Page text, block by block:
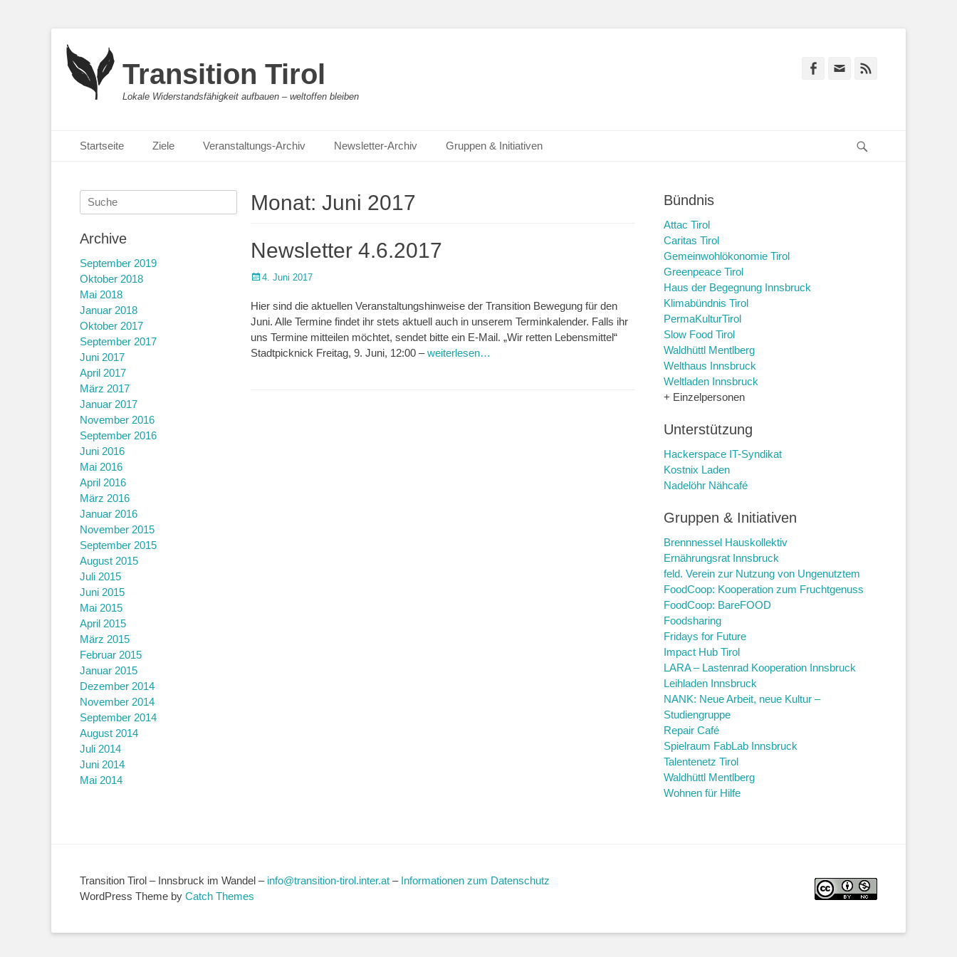
Transition Tirol
Lokale Widerstandsfähigkeit aufbauen – weltoffen bleiben
Facebook
Primäres Menü
zum
Startseite Ziele Veranstaltungs-Archiv Newsletter-Archiv Gruppen & Initiativen
Monat: Juni 2017
Newsletter 4.6.2017
Posted
4. Juni 2017
Hier sind die aktuellen Veranstaltungshinweise der Transition Bewegung für den
Juni. Alle Termine findet ihr stets aktuell auch in unserem Terminkalender. Falls ihr
uns Termine mitteilen möchtet, sendet bitte ein E-Mail. „Wir retten Lebensmittel“
Stadtpicknick Freitag, 9. Juni, 12:00 –weiterlesen…
Bündnis
Attac Tirol
Caritas Tirol
Gemeinwohlökonomie Tirol
Greenpeace Tirol
Haus der Begegnung Innsbruck
Klimabündnis Tirol
PermaKulturTirol
Slow Food Tirol
Waldhüttl Mentlberg
Welthaus Innsbruck
Weltladen Innsbruck
+ Einzelpersonen
Unterstützung
Hackerspace IT-Syndikat
Kostnix Laden
Nadelöhr Nähcafé
Gruppen & Initiativen
Brennnessel Hauskollektiv
Ernährungsrat Innsbruck
feld. Verein zur Nutzung von Ungenutztem
FoodCoop: Kooperation zum Fruchtgenuss
FoodCoop: BareFOOD
Foodsharing
Fridays for Future
Impact Hub Tirol
LARA – Lastenrad Kooperation Innsbruck
Leihladen Innsbruck
NANK: Neue Arbeit, neue Kultur –
Studiengruppe
Repair Café
Spielraum FabLab Innsbruck
Talentenetz Tirol
Waldhüttl Mentlberg
Wohnen für Hilfe
Suche
nach:
Archive
September 2019
Oktober 2018
Mai 2018
Januar 2018
Oktober 2017
September 2017
Juni 2017
April 2017
März 2017
Januar 2017
November 2016
September 2016
Juni 2016
Mai 2016
April 2016
März 2016
Januar 2016
November 2015
September 2015
August 2015
Juli 2015
Juni 2015
Mai 2015
April 2015
März 2015
Februar 2015
Januar 2015
Dezember 2014
November 2014
September 2014
August 2014
Juli 2014
Juni 2014
Mai 2014
Transition Tirol – Innsbruck im Wandel – info@transition-tirol.inter.at – Informationen zum Datenschutz
WordPress Theme by Catch Themes